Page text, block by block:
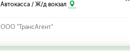
Автокасса / Ж/д вокзал
ООО "ТрансАгент"